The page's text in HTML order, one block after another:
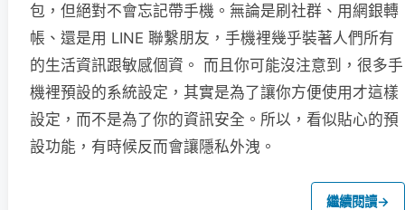
包，但絕對不會忘記帶手機。無論是刷社群、用網銀轉
帳、還是用 LINE 聯繫朋友，手機裡幾乎裝著人們所有
的生活資訊跟敏感個資。 而且你可能沒注意到，很多手
機裡預設的系統設定，其實是為了讓你方便使用才這樣
設定，而不是為了你的資訊安全。所以，看似貼心的預
設功能，有時候反而會讓隱私外洩。
繼續閱讀→